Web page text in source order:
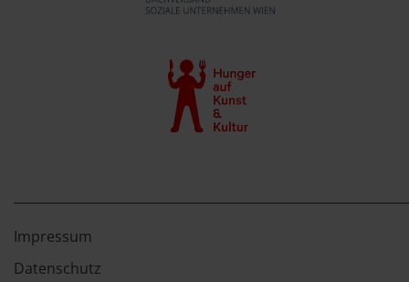
Impressum
Datenschutz